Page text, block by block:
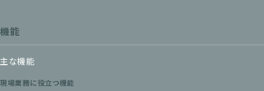
機能
主な機能
現場業務に役立つ機能